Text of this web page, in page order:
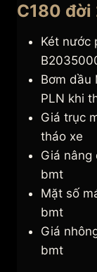
C180
Két nước
Bơm dầu
PLN khi
Giá trục
tháo xe
Giá nâng
bmt
Mặt số
bmt
Giá
bmt